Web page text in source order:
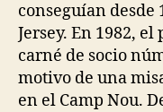
conseguían desde
Jersey. En 1982,
carné de socio
motivo de una
en el Camp Nou.